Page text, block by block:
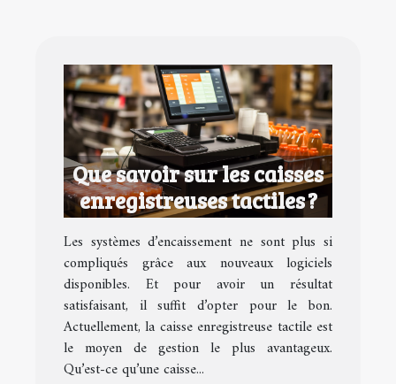
Que savoir sur les caisses
enregistreuses tactiles ?
Les systèmes d’encaissement ne sont plus si
compliqués grâce aux nouveaux logiciels
disponibles. Et pour avoir un résultat
satisfaisant, il suffit d’opter pour le bon.
Actuellement, la caisse enregistreuse tactile est
le moyen de gestion le plus avantageux.
Qu’est-ce qu’une caisse...